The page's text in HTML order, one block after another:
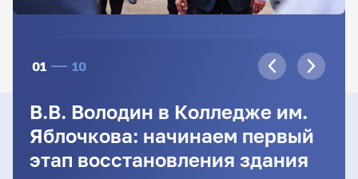
01 10
В.В. Володин в Колледже им.
Яблочкова: начинаем первый
этап восстановления здания